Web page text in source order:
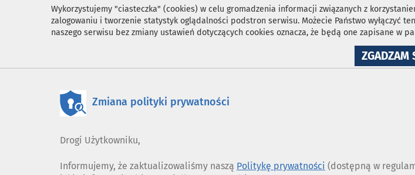
Wykorzystujemy "ciasteczka" (cookies) w celu gromadzenia informacji związanych z
zalogowaniu i tworzenie statystyk oglądalności podstron serwisu. Możecie Państwo wyłączyć
naszego serwisu bez zmiany ustawień dotyczących cookies oznacza, że będą one zapisane w
ZGADZAM
Zmiana polityki prywatności
Drogi Użytkowniku,
Informujemy, że zaktualizowaliśmy naszą Politykę prywatności (dostępną w